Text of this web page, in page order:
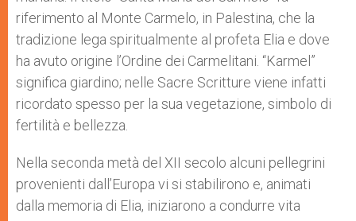
riferimento al Monte Carmelo, in Palestina, che la
tradizione lega spiritualmente al profeta Elia e dove
ha avuto origine l’Ordine dei Carmelitani. “Karmel”
significa giardino; nelle Sacre Scritture viene infatti
ricordato spesso per la sua vegetazione, simbolo di
fertilità e bellezza.
Nella seconda metà del XII secolo alcuni pellegrini
provenienti dall’Europa vi si stabilirono e, animati
dalla memoria di Elia, iniziarono a condurre vita